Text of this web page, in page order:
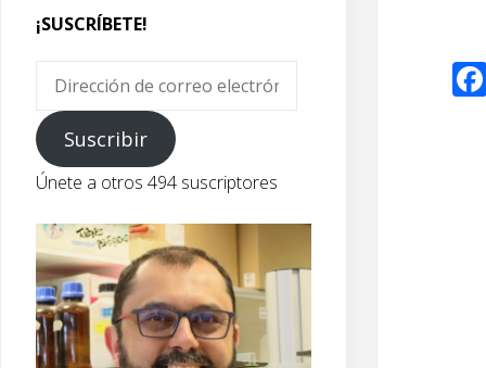
¡SUSCRÍBETE!
Dirección
correo
electrónico
Suscribir
Únete a otros 494 suscriptores